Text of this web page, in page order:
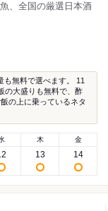
、全国の厳選日本酒
も無料で選べます。 11
の大盛りも無料で、酢
の上に乗っているネタ
木
13
金
14